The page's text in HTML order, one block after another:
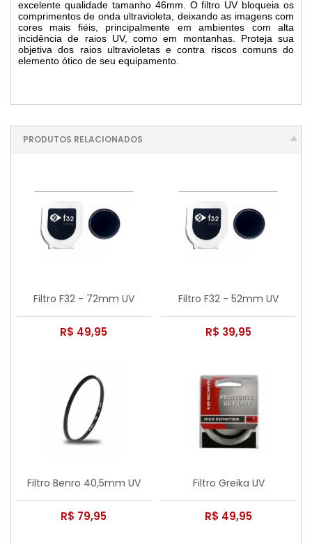
excelente qualidade tamanho 46mm. O filtro UV bloqueia os
comprimentos de onda ultravioleta, deixando as imagens com
cores mais fiéis, principalmente em ambientes com alta
incidência de raios UV, como em montanhas. Proteja sua
objetiva dos raios ultravioletas e contra riscos comuns do
elemento ótico de seu equipamento.
PRODUTOS RELACIONADOS
Filtro F32 - 72mm UV
R$ 49,95
Filtro F32 - 52mm UV
R$ 39,95
Filtro Benro 40,5mm UV
R$ 79,95
Filtro Greika UV
R$ 49,95